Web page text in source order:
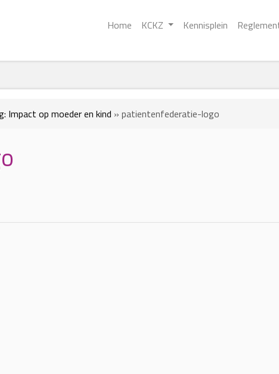
Home KCKZ Kennisplein
Impact op moeder en kind » patientenfederatie-logo